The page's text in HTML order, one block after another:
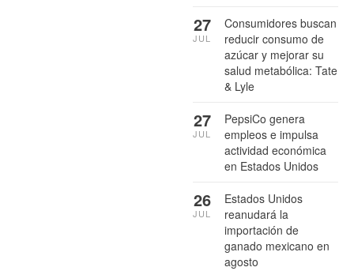
Consumidores buscan
reducir consumo de
azúcar y mejorar su
salud metabólica: Tate
& Lyle
27
JUL
PepsiCo genera
empleos e impulsa
actividad económica
en Estados Unidos
27
JUL
Estados Unidos
reanudará la
importación de
ganado mexicano en
agosto
26
JUL